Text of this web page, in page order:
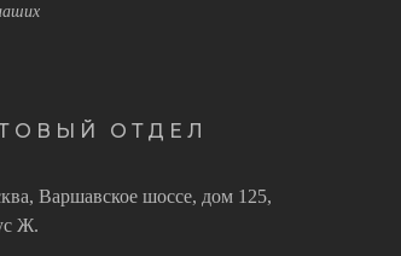
ОТДЕЛ
Варшавское шоссе, дом 125,
Ж.